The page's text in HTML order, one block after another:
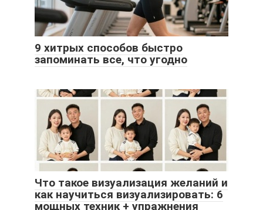
9 хитрых способов быстро
запоминать все, что угодно
Что такое визуализация желаний и
как научиться визуализировать: 6
мощных техник + упражнения